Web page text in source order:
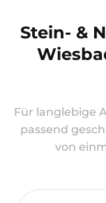
Stein- &
Für langlebige
passend
von